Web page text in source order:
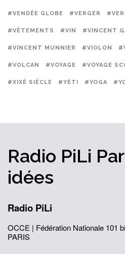
#VENDÉE GLOBE #VERGER
#VÊTEMENTS #VIN #VINCENT
#VINCENT MUNNIER #VIOLON
#VOLCAN #VOYAGE #VOYAGE
#XIXÈ SIÈCLE #YÉTI #YOGA
Radio PiLi
idées
Radio PiLi
OCCE | Fédération Nationale 101
PARIS